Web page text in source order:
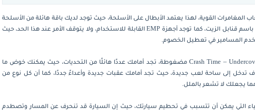
المغامرات القوية، لهذا يعتمد الأبطال على الأسلحة، حيث توجد لديك باقة هائلة من الأسلحة
والأدوات، فيوجد على سبيل المثال ما يعرف باسم قنابل الزيت، كما توجد أجهزة EMP القابلة للاستخدام، ولا يتوقف الأمر عند هذا الحد، حيث
المسامير في تعطيل الخصوم.
عقب الانتهاء من تحميل لعبة Crash Time – Undercover مضغوطة، تجد أمامك عددًا هائلًا من التحديات، حيث يمكنك خوض ما
تحدٍ سوف تدخل إلى ساحة لعب جديدة، حيث تجد أمامك عقبات جديدة وأعداءً جددًا، كما أن كل نوع من
يجعلك لا تشعر بالملل.
التي يمكن أن تتسبب في تحطيم سيارتك، حيث إن السيارة قد تنحرف عن المسار وتصطدم